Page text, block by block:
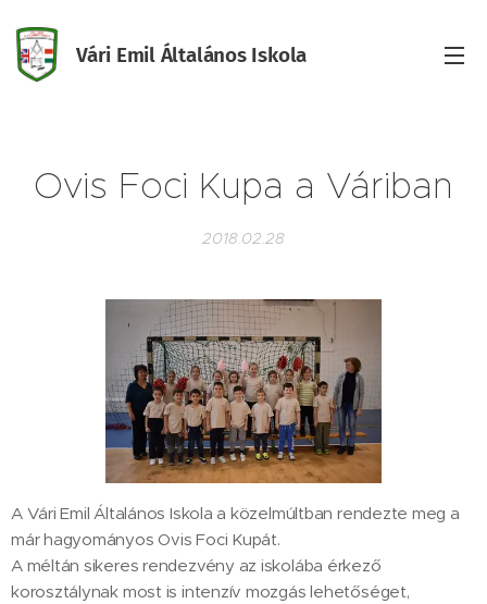
Vári Emil Általános Iskola
Ovis Foci Kupa a Váriban
2018.02.28
A Vári Emil Általános Iskola a közelmúltban rendezte meg a
már hagyományos Ovis Foci Kupát.
A méltán sikeres rendezvény az iskolába érkező
korosztálynak most is intenzív mozgás lehetőséget,